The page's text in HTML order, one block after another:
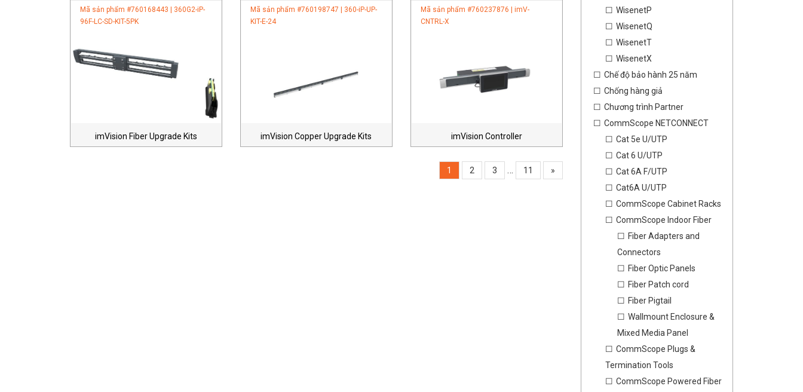
Mã sản phẩm #760168443 | 360G2-iP-
96F-LC-SD-KIT-5PK
imVision Fiber Upgrade Kits
Mã sản phẩm #760198747 | 360-iP-UP-
KIT-E-24
imVision Copper Upgrade Kits
Mã sản phẩm #760237876 | imV-
CNTRL-X
imVision Controller
1 2 3 … 11 »
WisenetP
WisenetQ
WisenetT
WisenetX
Chế độ bảo hành 25 năm
Chống hàng giả
Chương trình Partner
CommScope NETCONNECT
Cat 5e U/UTP
Cat 6 U/UTP
Cat 6A F/UTP
Cat6A U/UTP
CommScope Cabinet Racks
CommScope Indoor Fiber
Fiber Adapters and
Connectors
Fiber Optic Panels
Fiber Patch cord
Fiber Pigtail
Wallmount Enclosure &
Mixed Media Panel
CommScope Plugs &
Termination Tools
CommScope Powered Fiber